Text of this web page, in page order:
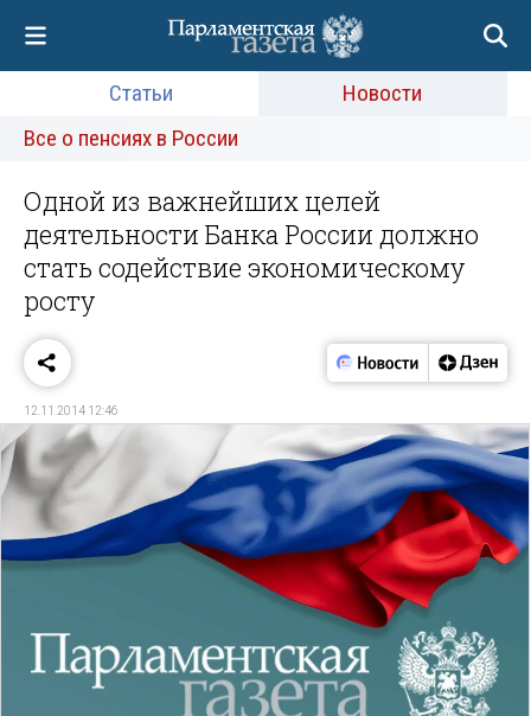
Статьи
Новости
Все о пенсиях в России
Одной из важнейших целей
деятельности Банка России должно
стать содействие экономическому
росту
12.11.2014 12:46